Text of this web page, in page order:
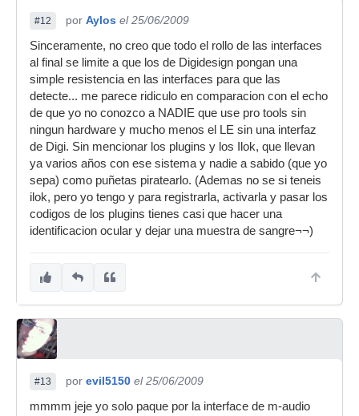
#12 por Aylos el 25/06/2009
Sinceramente, no creo que todo el rollo de las interfaces
al final se limite a que los de Digidesign pongan una
simple resistencia en las interfaces para que las
detecte... me parece ridiculo en comparacion con el echo
de que yo no conozco a NADIE que use pro tools sin
ningun hardware y mucho menos el LE sin una interfaz
de Digi. Sin mencionar los plugins y los Ilok, que llevan
ya varios años con ese sistema y nadie a sabido (que yo
sepa) como puñetas piratearlo. (Ademas no se si teneis
ilok, pero yo tengo y para registrarla, activarla y pasar los
codigos de los plugins tienes casi que hacer una
identificacion ocular y dejar una muestra de sangre¬¬)
#13 por evil5150 el 25/06/2009
mmmm jeje yo solo paque por la interface de m-audio